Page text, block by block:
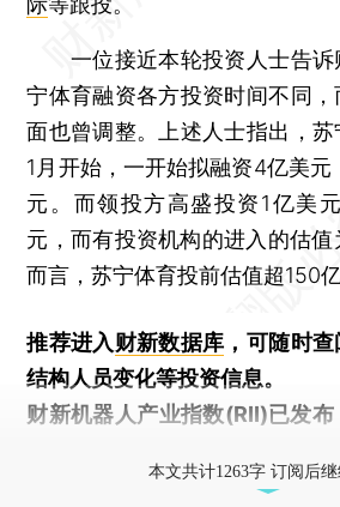
一位接近本轮投资人士告诉
宁体育融资各方投资时间不同
面也曾调整。上述人士指出，
1月开始，一开始拟融资4亿美
元。而领投方高盛投资1亿美
元，而有投资机构的进入的估
而言，苏宁体育投前估值超150亿
推荐进入财新数据库 ，可随时
结构人员变化等投资信息。
财新机器人产业指数(RII)已发布
本文共计1263字 订阅后